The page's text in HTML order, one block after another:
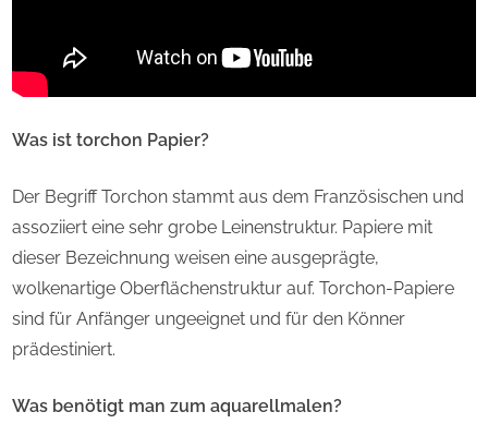
Was ist torchon Papier?
Der Begriff Torchon stammt aus dem Französischen und
assoziiert eine sehr grobe Leinenstruktur. Papiere mit
dieser Bezeichnung weisen eine ausgeprägte,
wolkenartige Oberflächenstruktur auf. Torchon-Papiere
sind für Anfänger ungeeignet und für den Könner
prädestiniert.
Was benötigt man zum aquarellmalen?